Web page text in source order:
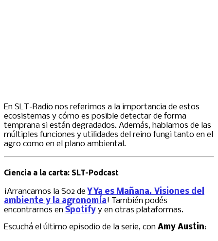
En SLT-Radio nos referimos a la importancia de estos
ecosistemas y cómo es posible detectar de forma
temprana si están degradados. Además, hablamos de las
múltiples funciones y utilidades del reino fungi tanto en el
agro como en el plano ambiental.
Ciencia a la carta: SLT-Podcast
¡Arrancamos la S02 deY Ya es Mañana. Visiones del
ambiente y la agronomía! También podés
encontrarnos en Spotify y en otras plataformas.
Escuchá el último episodio de la serie, con Amy Austin: